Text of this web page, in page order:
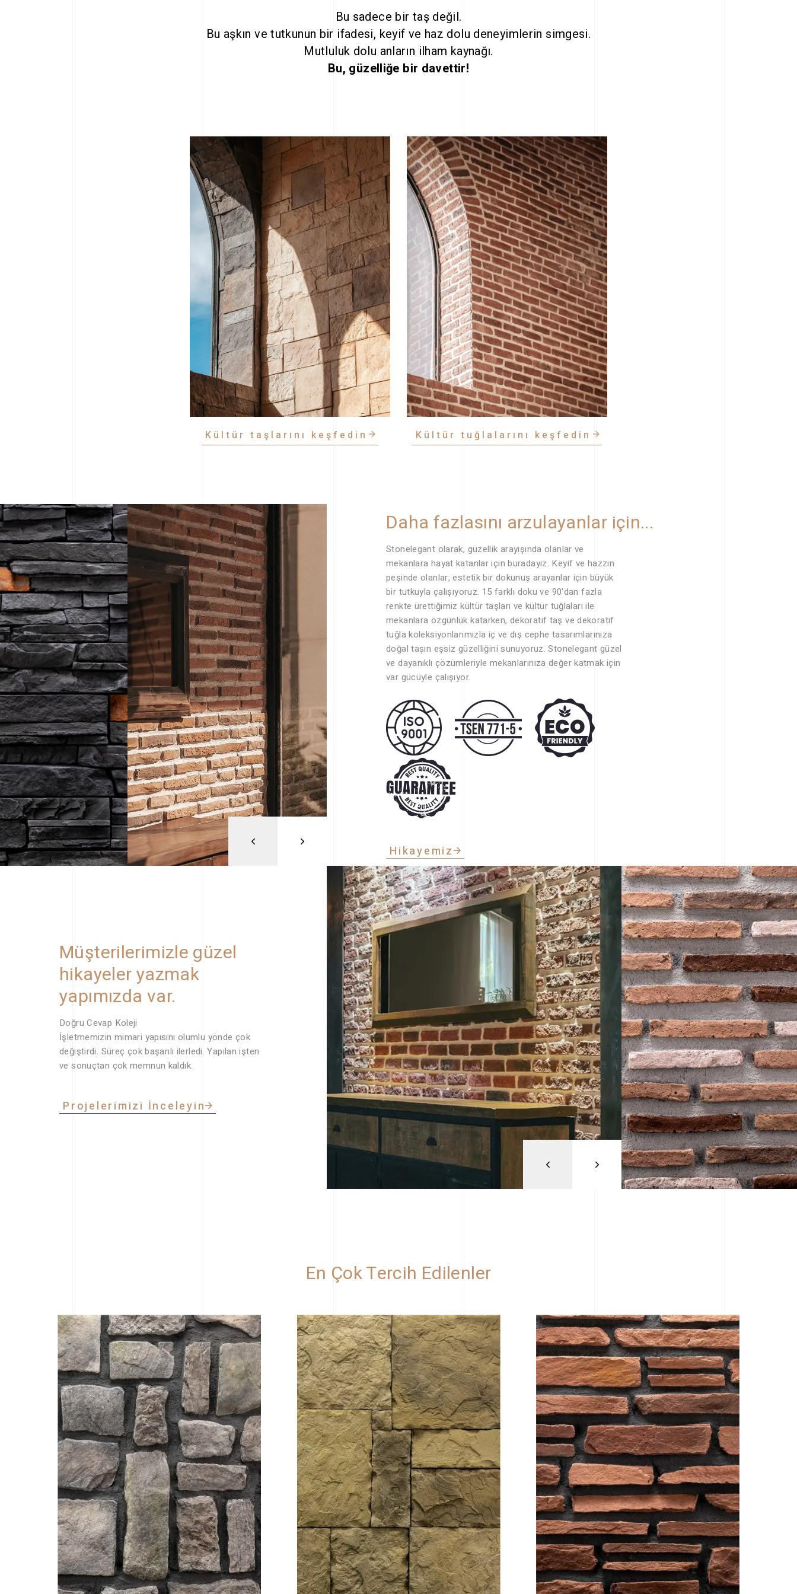
Bu sadece bir taş değil.
Bu aşkın ve tutkunun bir ifadesi, keyif ve haz dolu deneyimlerin simgesi.
Mutluluk dolu anların ilham kaynağı.
Bu, güzelliğe bir davettir!
Kültür taşlarını keşfedin Kültür tuğlalarını keşfedin
Daha fazlasını arzulayanlar için...
Stonelegant olarak, güzellik arayışında olanlar ve
mekanlara hayat katanlar için buradayız. Keyif ve hazzın
peşinde olanlar, estetik bir dokunuş arayanlar için büyük
bir tutkuyla çalışıyoruz. 15 farklı doku ve 90'dan fazla
renkte ürettiğimiz kültür taşları ve kültür tuğlaları ile
mekanlara özgünlük katarken, dekoratif taş ve dekoratif
tuğla koleksiyonlarımızla iç ve dış cephe tasarımlarınıza
doğal taşın eşsiz güzelliğini sunuyoruz. Stonelegant güzel
ve dayanıklı çözümleriyle mekanlarınıza değer katmak için
var gücüyle çalışıyor.
Hikayemiz
Müşterilerimizle güzel
hikayeler yazmak
yapımızda var.
Doğru Cevap Koleji
İşletmemizin mimari yapısını olumlu yönde çok
değiştirdi. Süreç çok başarılı ilerledi. Yapılan işten
ve sonuçtan çok memnun kaldık.
Projelerimizi İnceleyin
En Çok Tercih Edilenler